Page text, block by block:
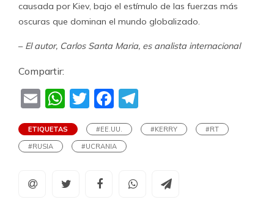
causada por Kiev, bajo el estímulo de las fuerzas más
oscuras que dominan el mundo globalizado.
– El autor, Carlos Santa Maria, es analista internacional
Compartir:
EmailWhatsApp
TwitterFacebook
ETIQUETAS #EE.UU. #KERRY
#RT
#RUSIA
#UCRANIA